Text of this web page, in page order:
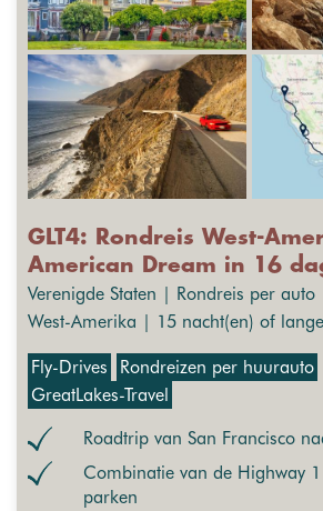
GLT4: Rondreis West-
American Dream in 16
Verenigde Staten | Rondreis per auto
West-Amerika | 15 nacht(en) of
Fly-Drives
Rondreizen per huurauto
GreatLakes-Travel
Roadtrip van San Francisco
Combinatie van de Highway
parken